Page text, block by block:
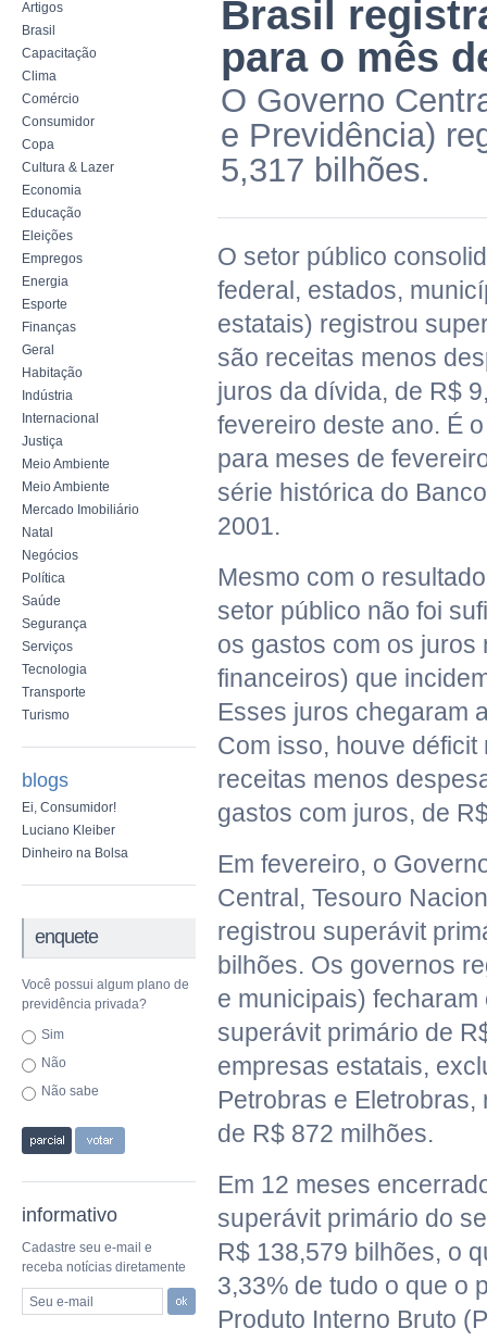
Artigos
Brasil
Capacitação
Clima
Comércio
Consumidor
Copa
Cultura & Lazer
Economia
Educação
Eleições
Empregos
Energia
Esporte
Finanças
Geral
Habitação
Indústria
Internacional
Justiça
Meio Ambiente
Meio Ambiente
Mercado Imobiliário
Natal
Negócios
Política
Saúde
Segurança
Serviços
Tecnologia
Transporte
Turismo
blogs
Ei, Consumidor!
Luciano Kleiber
Dinheiro na Bolsa
enquete
Você possui algum plano de
previdência privada?
Sim
Não
Não sabe
informativo
Cadastre seu e-mail e
receba notícias diretamente
Seu e-mail
Brasil
para o mês
O Governo
e Previdência)
5,317 bilhões.
O setor público
federal, estados,
estatais) registrou
são receitas menos
juros da dívida, de R$
fevereiro deste ano. É
para meses de
série histórica do
2001.
Mesmo com o
setor público não foi
os gastos com os
financeiros) que
Esses juros chegaram
Com isso, houve déficit
receitas menos
gastos com juros, de
Em fevereiro, o
Central, Tesouro
registrou superávit
bilhões. Os governos
e municipais) fecharam
superávit primário de
empresas estatais,
Petrobras e Eletrobras,
de R$ 872 milhões.
Em 12 meses
superávit primário do
R$ 138,579 bilhões, o
3,33% de tudo o que o
Produto Interno Bruto